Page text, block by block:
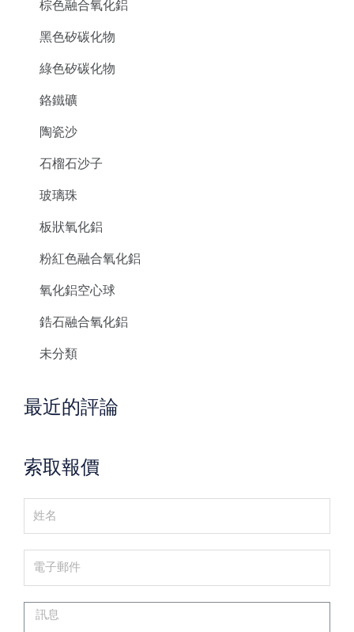
棕色融合氧化鋁
黑色矽碳化物
綠色矽碳化物
鉻鐵礦
陶瓷沙
石榴石沙子
玻璃珠
板狀氧化鋁
粉紅色融合氧化鋁
氧化鋁空心球
鋯石融合氧化鋁
未分類
最近的評論
索取報價